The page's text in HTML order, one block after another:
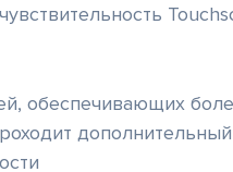
обеспечивающих